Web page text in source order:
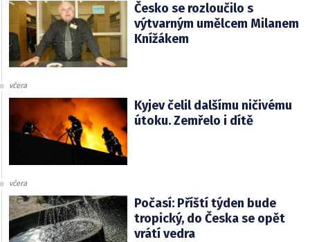
Česko se rozloučilo s
výtvarným umělcem Milanem
Knížákem
včera
Kyjev čelil dalšímu ničivému
útoku. Zemřelo i dítě
včera
Počasí: Příští týden bude
tropický, do Česka se opět
vrátí vedra